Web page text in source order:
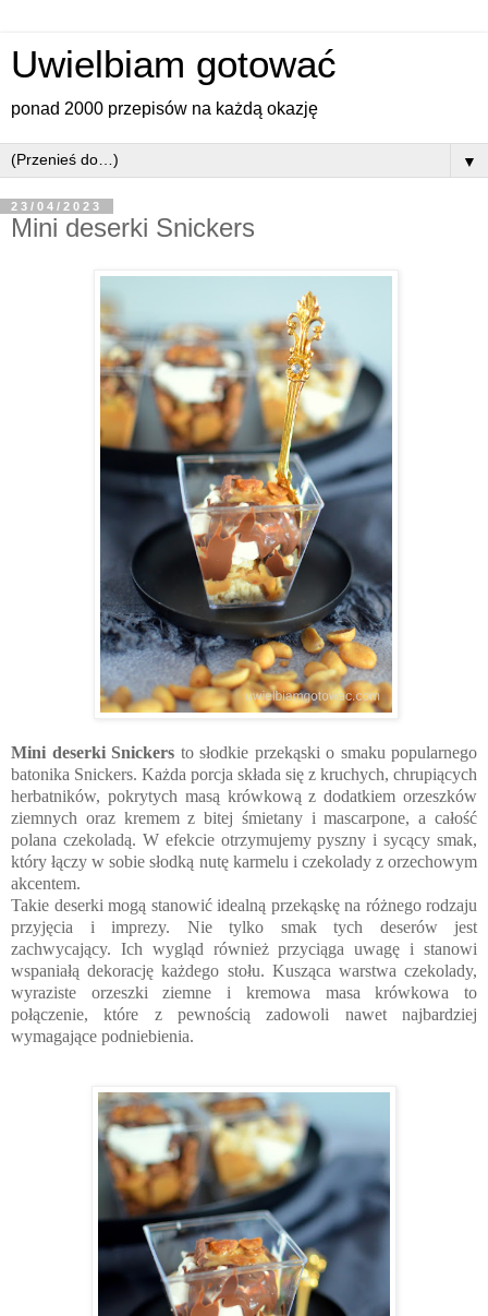
Uwielbiam gotować
ponad 2000 przepisów na każdą okazję
▼
23/04/2023
Mini deserki Snickers
Mini deserki Snickers to słodkie przekąski o smaku popularnego
batonika Snickers. Każda porcja składa się z kruchych, chrupiących
herbatników, pokrytych masą krówkową z dodatkiem orzeszków
ziemnych oraz kremem z bitej śmietany i mascarpone, a całość
polana czekoladą. W efekcie otrzymujemy pyszny i sycący smak,
który łączy w sobie słodką nutę karmelu i czekolady z orzechowym
akcentem.
Takie deserki mogą stanowić idealną przekąskę na różnego rodzaju
przyjęcia i imprezy. Nie tylko smak tych deserów jest
zachwycający. Ich wygląd również przyciąga uwagę i stanowi
wspaniałą dekorację każdego stołu. Kusząca warstwa czekolady,
wyraziste orzeszki ziemne i kremowa masa krówkowa to
połączenie, które z pewnością zadowoli nawet najbardziej
wymagające podniebienia.